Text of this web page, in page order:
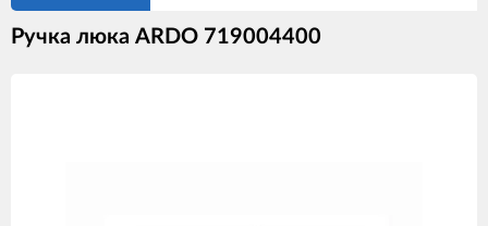
Ручка люка ARDO 719004400